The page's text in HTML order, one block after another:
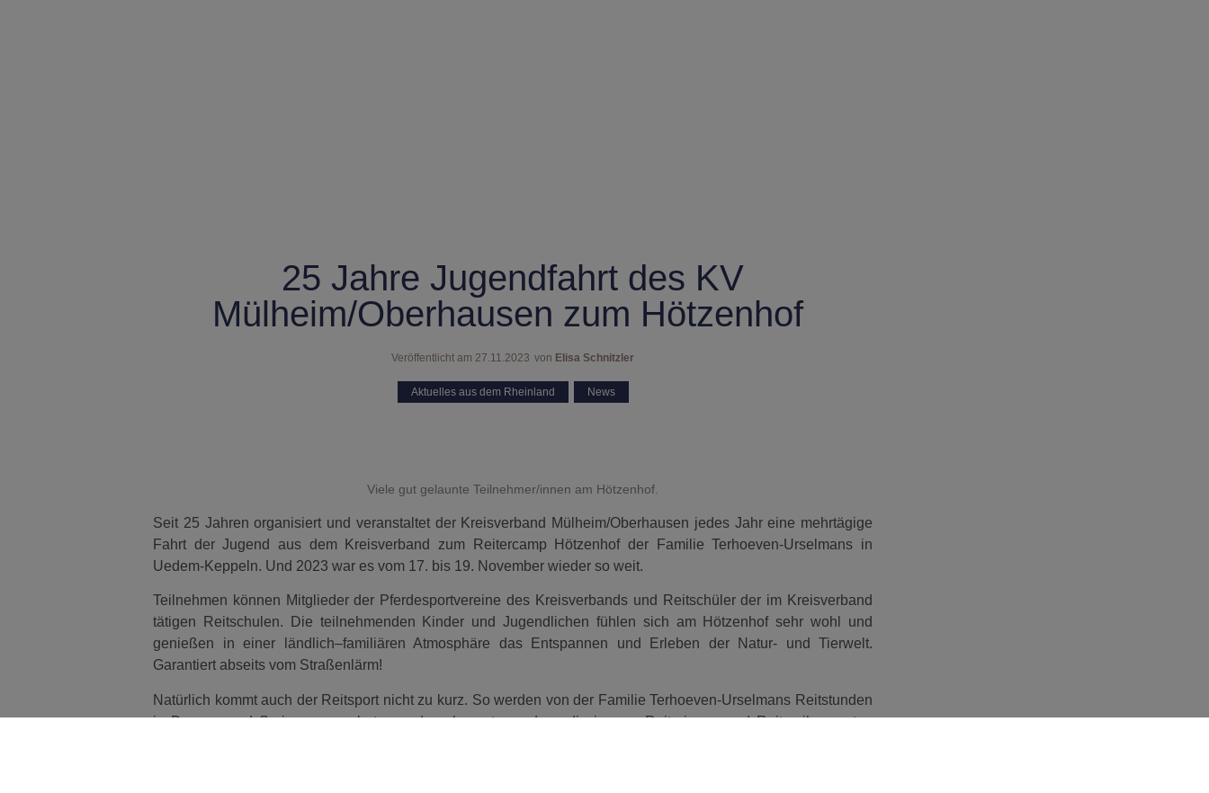
25 Jahre Jugendfahrt des KV
Mülheim/Oberhausen zum Hötzenhof
Veröffentlicht am 27.11.2023 von Elisa Schnitzler
Aktuelles aus dem Rheinland News
Viele gut gelaunte Teilnehmer/innen am Hötzenhof.
Seit 25 Jahren organisiert und veranstaltet der Kreisverband Mülheim/Oberhausen jedes Jahr eine mehrtägige
Fahrt der Jugend aus dem Kreisverband zum Reitercamp Hötzenhof der Familie Terhoeven-Urselmans in
Uedem-Keppeln. Und 2023 war es vom 17. bis 19. November wieder so weit.
Teilnehmen können Mitglieder der Pferdesportvereine des Kreisverbands und Reitschüler der im Kreisverband
tätigen Reitschulen. Die teilnehmenden Kinder und Jugendlichen fühlen sich am Hötzenhof sehr wohl und
genießen in einer ländlich–familiären Atmosphäre das Entspannen und Erleben der Natur- und Tierwelt.
Garantiert abseits vom Straßenlärm!
Natürlich kommt auch der Reitsport nicht zu kurz. So werden von der Familie Terhoeven-Urselmans Reitstunden
in Dressur und Springen angeboten und es kommt vor, dass die jungen Reiterinnen und Reiter ihre ersten